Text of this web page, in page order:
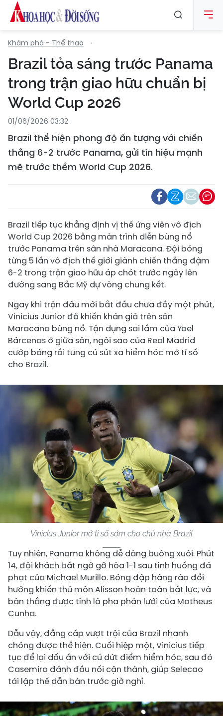
Khám phá - Thể thao
Brazil tỏa sáng trước Panama
trong trận giao hữu chuẩn bị
World Cup 2026
01/06/2026 03:32
Brazil thể hiện phong độ ấn tượng với chiến
thắng 6-2 trước Panama, gửi tín hiệu mạnh
mẽ trước thềm World Cup 2026.
Brazil tiếp tục khẳng định vị thế ứng viên vô địch
World Cup 2026 bằng màn trình diễn bùng nổ
trước Panama trên sân nhà Maracana. Đội bóng
từng 5 lần vô địch thế giới giành chiến thắng đậm
6-2 trong trận giao hữu áp chót trước ngày lên
đường sang Bắc Mỹ dự vòng chung kết.
Ngay khi trận đấu mới bắt đầu chưa đầy một phút,
Vinicius Junior đã khiến khán giả trên sân
Maracana bùng nổ. Tận dụng sai lầm của Yoel
Bárcenas ở giữa sân, ngôi sao của Real Madrid
cướp bóng rồi tung cú sút xa hiểm hóc mở tỉ số
cho Brazil.
Vinicius Junior mở tỉ số sớm cho chủ nhà Brazil
Tuy nhiên, Panama không dễ dàng buông xuôi. Phút
14, đội khách bất ngờ gỡ hòa 1-1 sau tình huống đá
phạt của Michael Murillo. Bóng đập hàng rào đổi
hướng khiến thủ môn Alisson hoàn toàn bất lực, và
bàn thắng được tính là pha phản lưới của Matheus
Cunha.
Dẫu vậy, đẳng cấp vượt trội của Brazil nhanh
chóng được thể hiện. Cuối hiệp một, Vinicius tiếp
tục để lại dấu ấn với cú dứt điểm hiểm hóc, sau đó
Casemiro đánh đầu nối cận thành, giúp Selecao
tái lập thế dẫn bàn trước giờ nghỉ.